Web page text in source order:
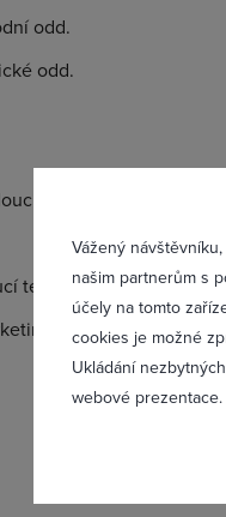
Vážený
našim partnerům s
účely na tomto
cookies je možné
Ukládání
webové prezentace.
odd.
odd.
obchodního
technického oddělení)